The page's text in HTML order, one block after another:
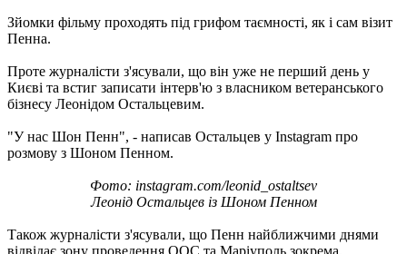
Зйомки фільму проходять під грифом таємності, як і сам візит
Пенна.
Проте журналісти з'ясували, що він уже не перший день у
Києві та встиг записати інтерв'ю з власником ветеранського
бізнесу Леонідом Остальцевим.
"У нас Шон Пенн", - написав Остальцев у Instagram про
розмову з Шоном Пенном.
Фото: instagram.com/leonid_ostaltsev
Леонід Остальцев із Шоном Пенном
Також журналісти з'ясували, що Пенн найближчими днями
відвідає зону проведення ООС та Маріуполь зокрема.